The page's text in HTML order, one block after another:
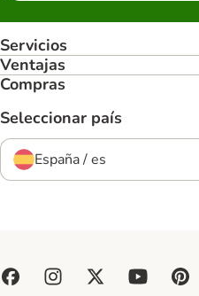
Servicios
Ventajas
Compras
Seleccionar país
España / es